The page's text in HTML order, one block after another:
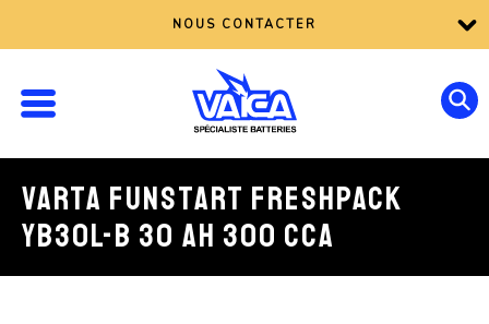
NOUS CONTACTER
VARTA FUNSTART FRESHPACK
YB30L-B 30 AH 300 CCA